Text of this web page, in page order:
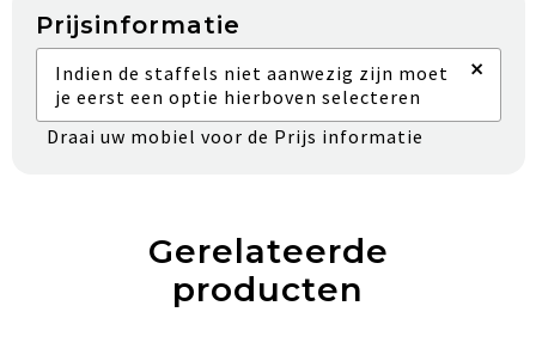
Prijsinformatie
Indien de staffels niet aanwezig zijn moet
je eerst een optie hierboven selecteren
×
Draai uw mobiel voor de Prijs informatie
Gerelateerde
producten